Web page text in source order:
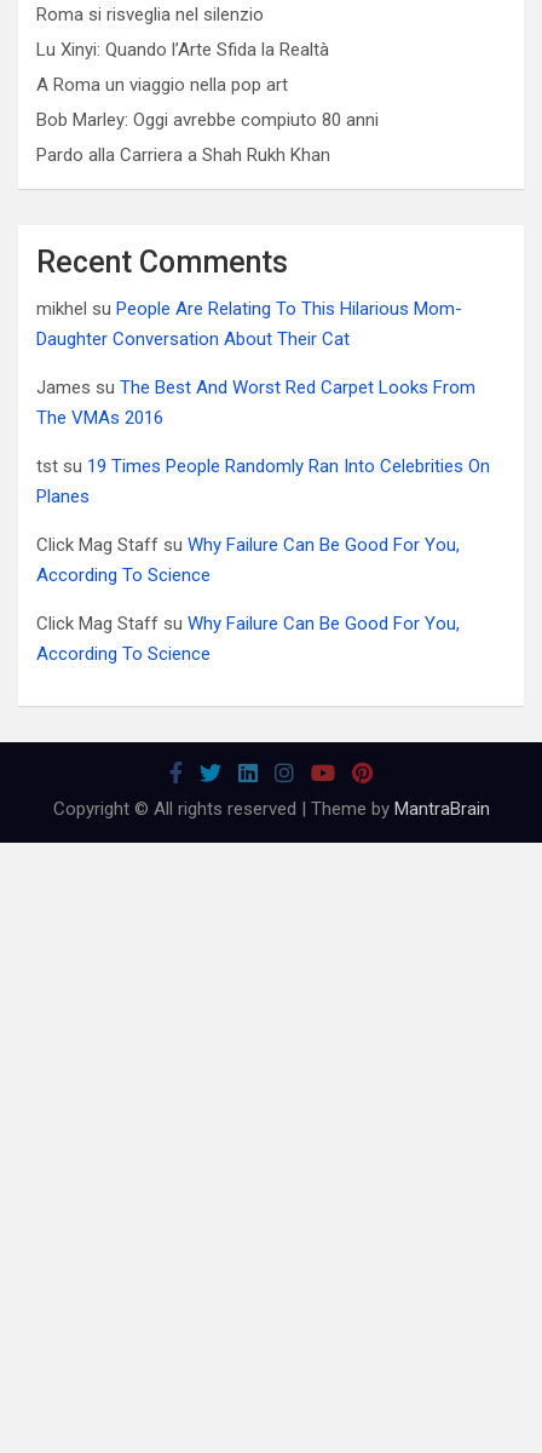
Roma si risveglia nel silenzio
Lu Xinyi: Quando l’Arte Sfida la Realtà
A Roma un viaggio nella pop art
Bob Marley: Oggi avrebbe compiuto 80 anni
Pardo alla Carriera a Shah Rukh Khan
Recent Comments
mikhel su People Are Relating To This Hilarious Mom-
Daughter Conversation About Their Cat
James su The Best And Worst Red Carpet Looks From
The VMAs 2016
tst su 19 Times People Randomly Ran Into Celebrities On
Planes
Click Mag Staff su Why Failure Can Be Good For You,
According To Science
Click Mag Staff su Why Failure Can Be Good For You,
According To Science
Copyright © All rights reserved | Theme by MantraBrain